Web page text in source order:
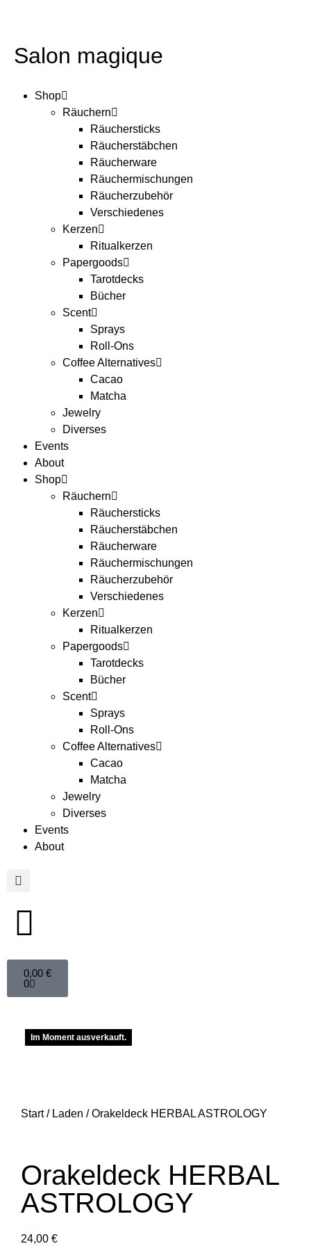
Salon magique
Shop
Räuchern
Räuchersticks
Räucherstäbchen
Räucherware
Räuchermischungen
Räucherzubehör
Verschiedenes
Kerzen
Ritualkerzen
Papergoods
Tarotdecks
Bücher
Scent
Sprays
Roll-Ons
Coffee Alternatives
Cacao
Matcha
Jewelry
Diverses
Events
About
Shop
Räuchern
Räuchersticks
Räucherstäbchen
Räucherware
Räuchermischungen
Räucherzubehör
Verschiedenes
Kerzen
Ritualkerzen
Papergoods
Tarotdecks
Bücher
Scent
Sprays
Roll-Ons
Coffee Alternatives
Cacao
Matcha
Jewelry
Diverses
Events
About
0,00 €
0
Im Moment ausverkauft.
Start/ Laden / Orakeldeck HERBAL ASTROLOGY
Orakeldeck HERBAL
ASTROLOGY
24,00 €